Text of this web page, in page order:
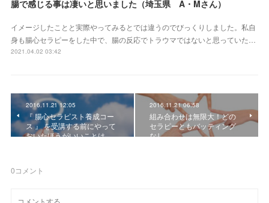
腸で感じる事は凄いと思いました（埼玉県 A・Mさん）
イメージしたことと実際やってみるとでは違うのでびっくりしました。私自
身も腸心セラピーをした中で、腸の反応でトラウマではないと思っていた…
2021.04.02 03:42
2016.11.21 12:05
『 腸心セラピスト養成コー
ス 』 を受講する前にやって
おいたほうがいいことは…
2016.11.21 06:58
組み合わせは無限大！どの
セラピーともバッティング
なし
0コメント